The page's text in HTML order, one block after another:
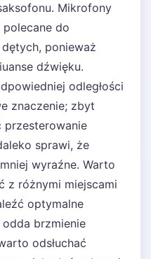
Mikrofony
do
ponieważ
dźwięku.
odległości
znaczenie; zbyt
przesterowanie
sprawi, że
wyraźne. Warto
z różnymi miejscami
optymalne
brzmienie
odsłuchać